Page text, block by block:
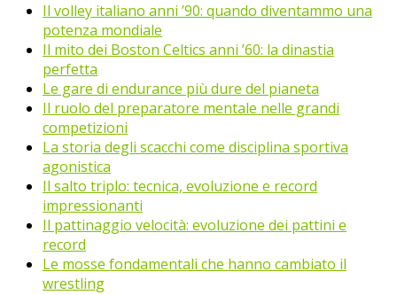
Il volley italiano anni ’90: quando diventammo una
potenza mondiale
Il mito dei Boston Celtics anni ’60: la dinastia
perfetta
Le gare di endurance più dure del pianeta
Il ruolo del preparatore mentale nelle grandi
competizioni
La storia degli scacchi come disciplina sportiva
agonistica
Il salto triplo: tecnica, evoluzione e record
impressionanti
Il pattinaggio velocità: evoluzione dei pattini e
record
Le mosse fondamentali che hanno cambiato il
wrestling